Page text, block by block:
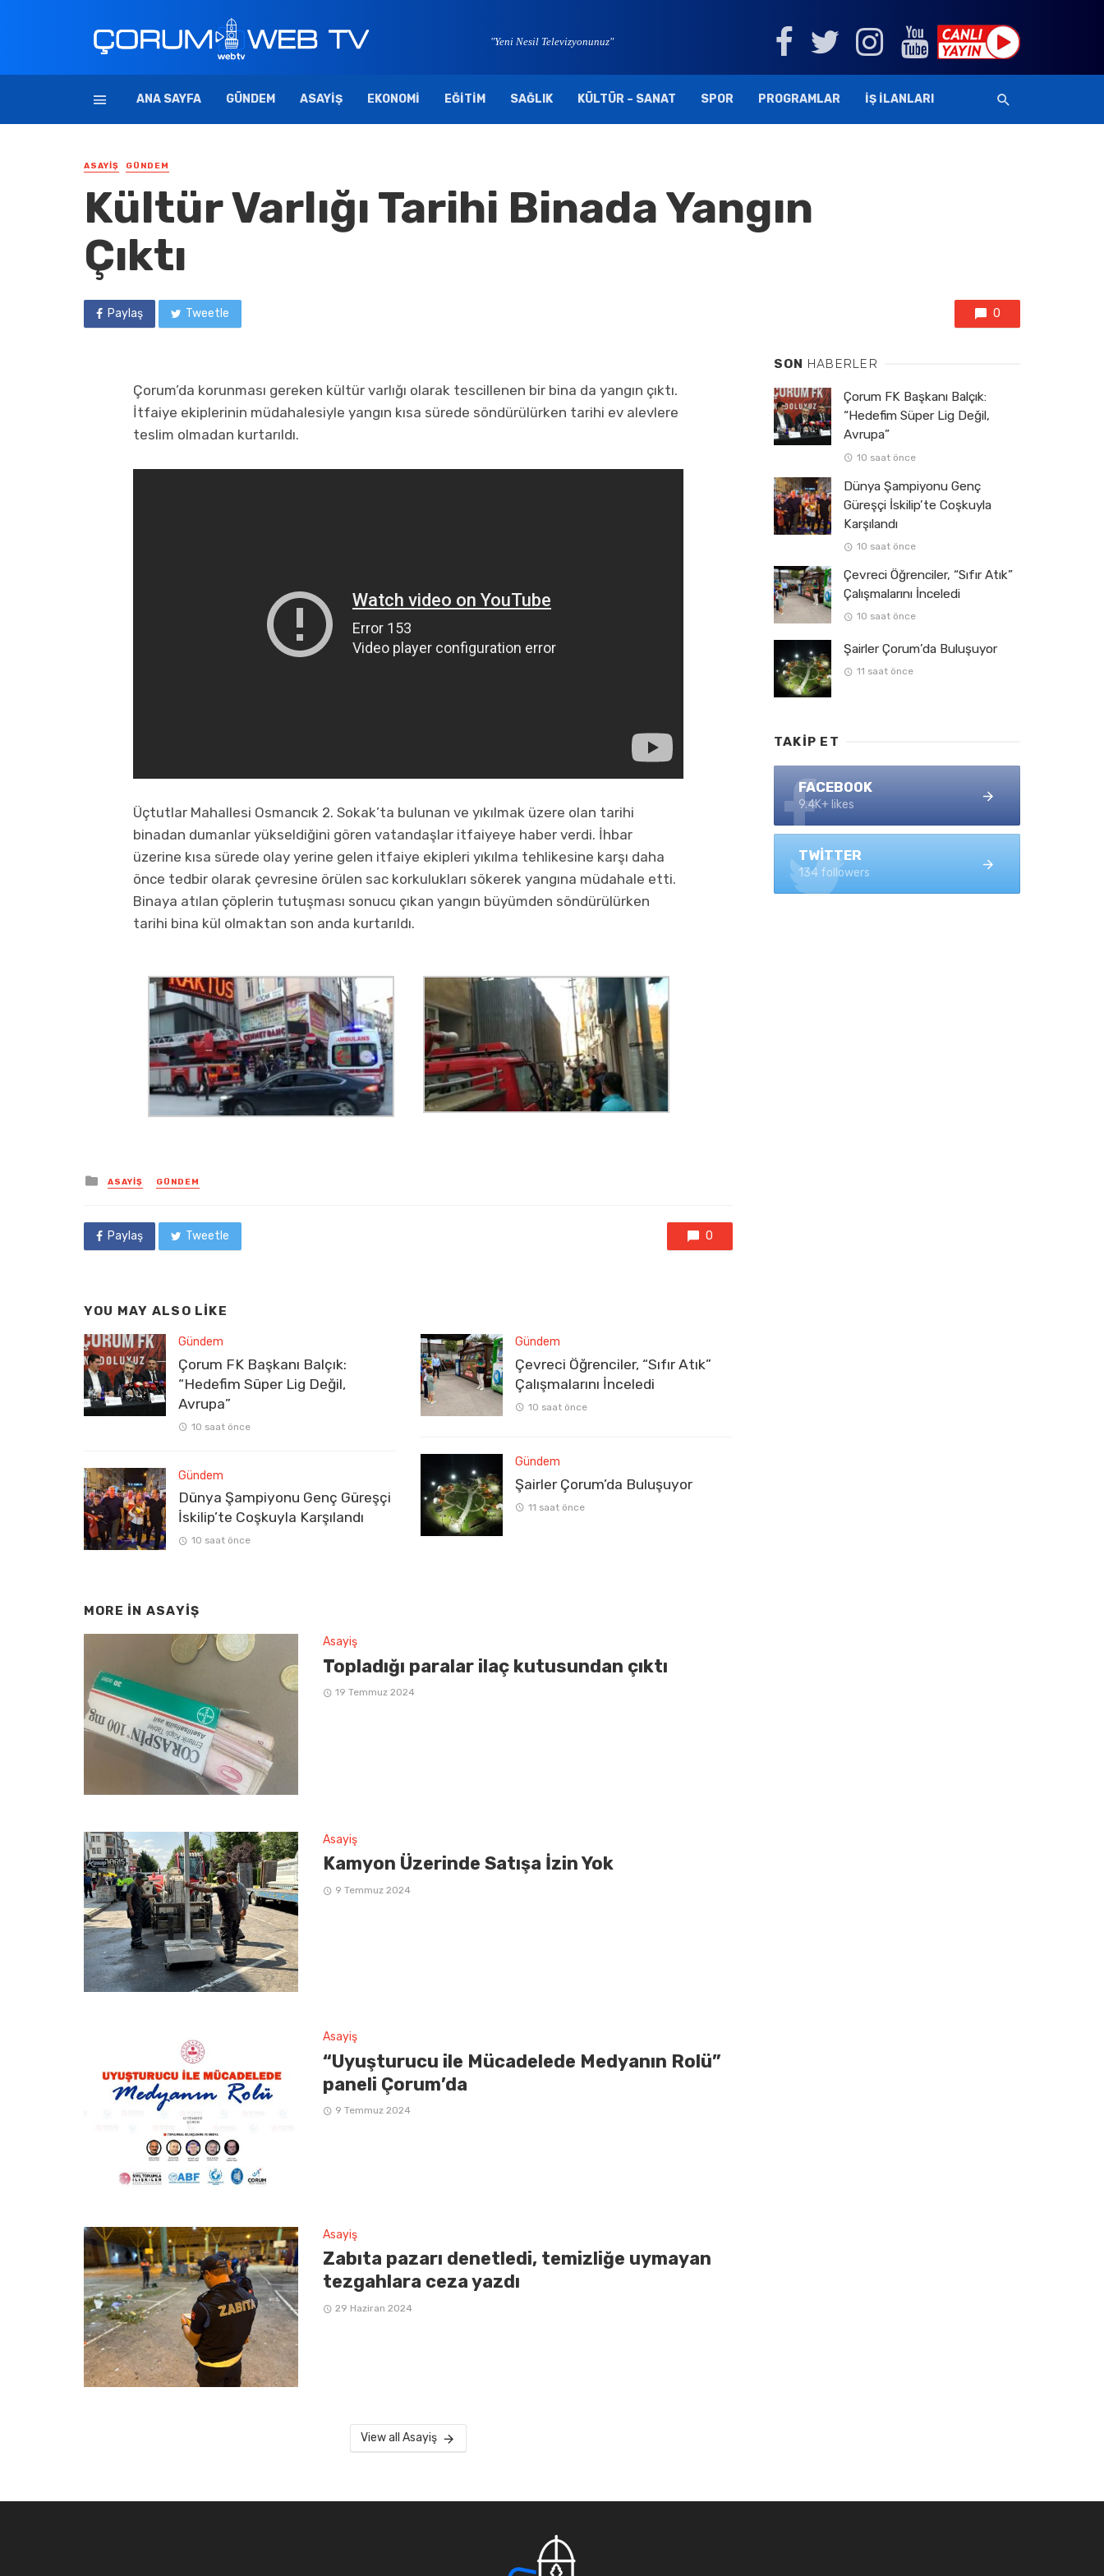
"Yeni Nesil Televizyonunuz"
ANA SAYFA GÜNDEM ASAYIŞ EKONOMI EĞITIM SAĞLIK KÜLTÜR – SANAT SPOR PROGRAMLAR İŞ İLANLARI
ASAYIŞ GÜNDEM
Kültür Varlığı Tarihi Binada Yangın
Çıktı
Paylaş Tweetle 0
Çorum’da korunması gereken kültür varlığı olarak tescillenen bir bina da yangın çıktı.
İtfaiye ekiplerinin müdahalesiyle yangın kısa sürede söndürülürken tarihi ev alevlere
teslim olmadan kurtarıldı.
Üçtutlar Mahallesi Osmancık 2. Sokak’ta bulunan ve yıkılmak üzere olan tarihi
binadan dumanlar yükseldiğini gören vatandaşlar itfaiyeye haber verdi. İhbar
üzerine kısa sürede olay yerine gelen itfaiye ekipleri yıkılma tehlikesine karşı daha
önce tedbir olarak çevresine örülen sac korkulukları sökerek yangına müdahale etti.
Binaya atılan çöplerin tutuşması sonucu çıkan yangın büyümden söndürülürken
tarihi bina kül olmaktan son anda kurtarıldı.
Posted
in
ASAYIŞ GÜNDEM
Paylaş Tweetle 0
YOU MAY ALSO LIKE
Gündem
Çorum FK Başkanı Balçık:
“Hedefim Süper Lig Değil,
Avrupa”
10 saat önce
Gündem
Dünya Şampiyonu Genç Güreşçi
İskilip’te Coşkuyla Karşılandı
10 saat önce
Gündem
Çevreci Öğrenciler, “Sıfır Atık”
Çalışmalarını İnceledi
10 saat önce
Gündem
Şairler Çorum’da Buluşuyor
11 saat önce
MORE IN ASAYIŞ
Asayiş
Topladığı paralar ilaç kutusundan çıktı
19 Temmuz 2024
Asayiş
Kamyon Üzerinde Satışa İzin Yok
9 Temmuz 2024
Asayiş
“Uyuşturucu ile Mücadelede Medyanın Rolü”
paneli Çorum’da
9 Temmuz 2024
Asayiş
Zabıta pazarı denetledi, temizliğe uymayan
tezgahlara ceza yazdı
29 Haziran 2024
View all Asayiş
SON HABERLER
Çorum FK Başkanı Balçık:
“Hedefim Süper Lig Değil,
Avrupa”
10 saat önce
Dünya Şampiyonu Genç
Güreşçi İskilip’te Coşkuyla
Karşılandı
10 saat önce
Çevreci Öğrenciler, “Sıfır Atık”
Çalışmalarını İnceledi
10 saat önce
Şairler Çorum’da Buluşuyor
11 saat önce
TAKIP ET
FACEBOOK
9.4K+ likes
TWITTER
134 followers